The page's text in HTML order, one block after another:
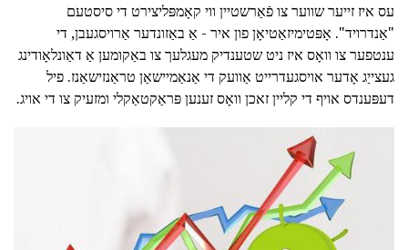
עס איז זייער שווער צו פֿאַרשטיין ווי קאָמפּליצירט די סיסטעם
"אַנדרויד". אָפּטימיזאַטיאָן פון איר - אַ באַזונדער אַרויסגעבן, די
ענטפער צו וואָס איז ניט שטענדיק מעגלעך צו באַקומען אַ דאַונלאָודינג
געצייַג אָדער אויסגעדרייט אַוועק די אַנאַמיישאַן טראַנזישאַנז. פיל
דעפּענדס אויף די קליין זאכן וואָס זענען פּראַקטאַקלי ומזעיק צו די אויג.